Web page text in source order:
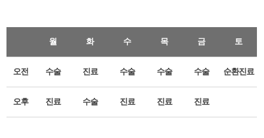
월 화 수 목 금 토
오전 수술 진료 수술 수술 수술 순환진료
오후 진료 수술 진료 진료 진료